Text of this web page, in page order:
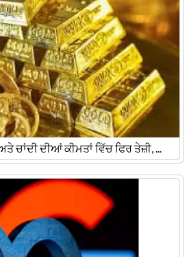
ਚਾਂਦੀ ਦੀਆਂ ਕੀਮਤਾਂ ਵਿੱਚ ਫਿਰ ਤੇਜ਼ੀ, ...